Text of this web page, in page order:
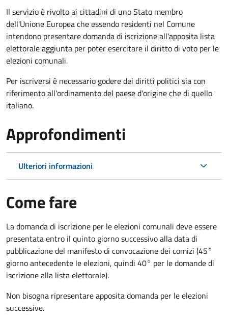
Il servizio è rivolto ai cittadini di uno Stato membro
dell'Unione Europea che essendo residenti nel Comune
intendono presentare domanda di iscrizione all'apposita lista
elettorale aggiunta per poter esercitare il diritto di voto per le
elezioni comunali.
Per iscriversi è necessario godere dei diritti politici sia con
riferimento all'ordinamento del paese d'origine che di quello
italiano.
Approfondimenti
Ulteriori informazioni
Come fare
La domanda di iscrizione per le elezioni comunali deve essere
presentata entro il quinto giorno successivo alla data di
pubblicazione del manifesto di convocazione dei comizi (45°
giorno antecedente le elezioni, quindi 40° per le domande di
iscrizione alla lista elettorale).
Non bisogna ripresentare apposita domanda per le elezioni
successive.